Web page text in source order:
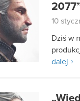
10
Dziś w
dalej